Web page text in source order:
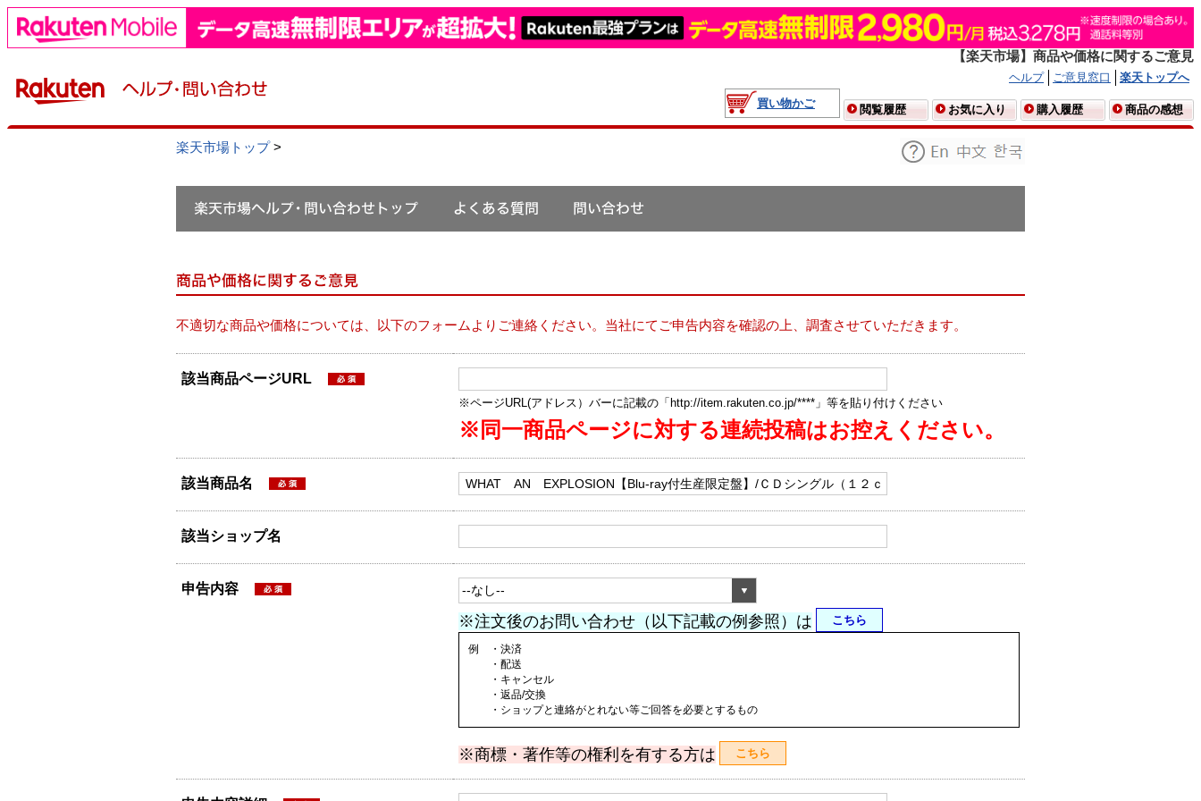
【楽天市場】商品や価格に関するご意見
ヘルプ ご意見窓口
楽天トップへ
買い物かご
閲覧履歴 お気に入り 購入履歴 商品の感想
楽天市場トップ>
不適切な商品や価格については、以下のフォームよりご連絡ください。当社にてご申告内容を確認の上、調査させていただきます。
該当商品ページURL
※ページURL(アドレス）バーに記載の「http://item.rakuten.co.jp/****」等を貼り付けください
※同一商品ページに対する連続投稿はお控えください。
該当商品名
該当ショップ名
申告内容
※注文後のお問い合わせ（以下記載の例参照）は こちら
例 ・決済
・配送
・キャンセル
・返品/交換
・ショップと連絡がとれない等ご回答を必要とするもの
※商標・著作等の権利を有する方は こちら